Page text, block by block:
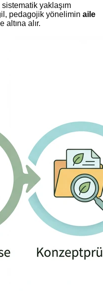
sistematik yaklaşım
pedagojik yönelimin aile
altına alır.